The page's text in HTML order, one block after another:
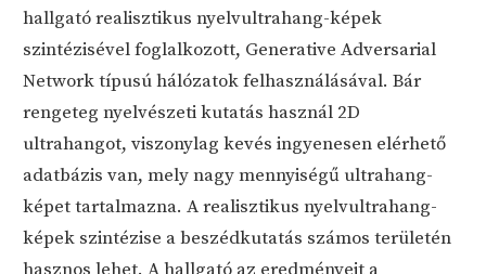
hallgató realisztikus nyelvultrahang-képek
szintézisével foglalkozott, Generative Adversarial
Network típusú hálózatok felhasználásával. Bár
rengeteg nyelvészeti kutatás használ 2D
ultrahangot, viszonylag kevés ingyenesen elérhető
adatbázis van, mely nagy mennyiségű ultrahang-
képet tartalmazna. A realisztikus nyelvultrahang-
képek szintézise a beszédkutatás számos területén